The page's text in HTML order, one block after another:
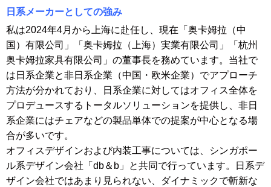
日系メーカーとしての強み
私は2024年4月から上海に赴任し、現在「奥卡姆拉（中
国）有限公司」「奥卡姆拉（上海）実業有限公司」「杭州
奥卡姆拉家具有限公司」の董事長を務めています。当社で
は日系企業と非日系企業（中国・欧米企業）でアプローチ
方法が分かれており、日系企業に対してはオフィス全体を
プロデュースするトータルソリューションを提供し、非日
系企業にはチェアなどの製品単体での提案が中心となる場
合が多いです。
オフィスデザインおよび内装工事については、シンガポー
ル系デザイン会社「db＆b」と共同で行っています。日系デ
ザイン会社ではあまり見られない、ダイナミックで斬新な